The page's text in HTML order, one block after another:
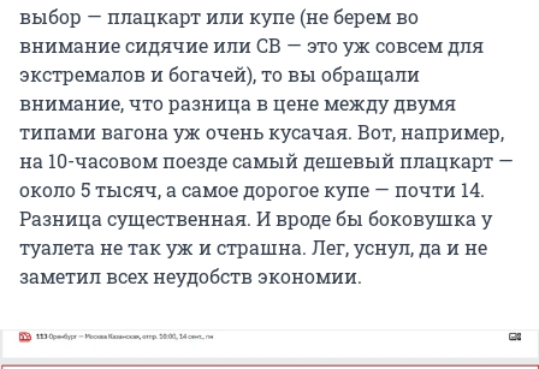
выбор — плацкарт или купе (не берем во
внимание сидячие или СВ — это уж совсем для
экстремалов и богачей), то вы обращали
внимание, что разница в цене между двумя
типами вагона уж очень кусачая. Вот, например,
на 10-часовом поезде самый дешевый плацкарт —
около 5 тысяч, а самое дорогое купе — почти 14.
Разница существенная. И вроде бы боковушка у
туалета не так уж и страшна. Лег, уснул, да и не
заметил всех неудобств экономии.